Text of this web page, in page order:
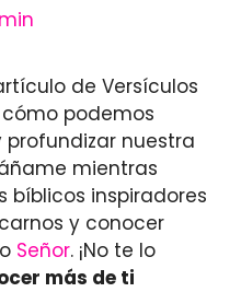
de Versículos
podemos
profundizar nuestra
mientras
bíblicos inspiradores
y conocer
Señor. ¡No te lo
más de ti